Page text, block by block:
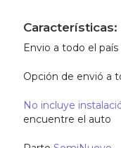
Características:
Envio a todo el
Opción de envió a
No incluye
encuentre el auto